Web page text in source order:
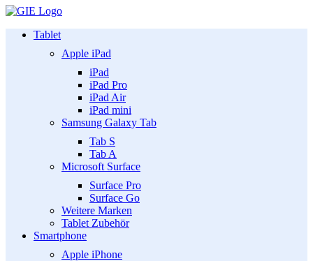
Tablet
Apple iPad
iPad
iPad Pro
iPad Air
iPad mini
Samsung Galaxy Tab
Tab S
Tab A
Microsoft Surface
Surface Pro
Surface Go
Weitere Marken
Tablet Zubehör
Smartphone
Apple iPhone